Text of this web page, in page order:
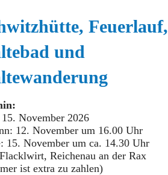
Feuerlauf,
und
November 2026
12. November um 16.00 Uhr
15. November um ca. 14.30 Uhr
Reichenau an der Rax
ist extra zu zahlen)